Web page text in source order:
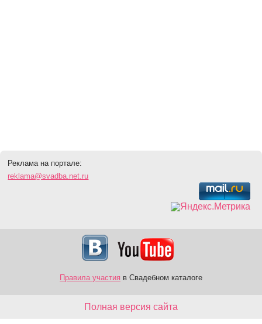
Реклама на портале:
reklama@svadba.net.ru
Правила участия в Свадебном каталоге
Полная версия сайта